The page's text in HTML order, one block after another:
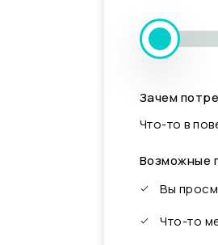
Зачем
Что-то в
Возможные
Вы
Что-то